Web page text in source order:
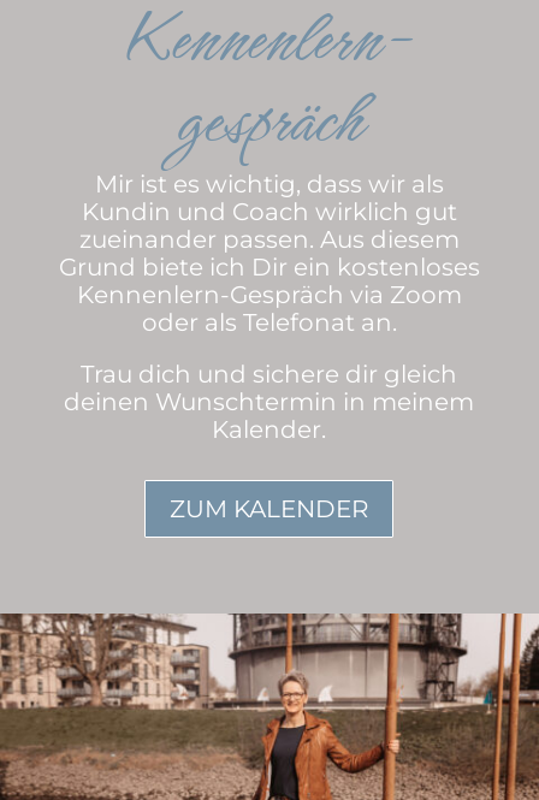
Kennenlern-
gespräch
Mir ist es wichtig, dass wir als
Kundin und Coach wirklich gut
zueinander passen. Aus diesem
Grund biete ich Dir ein kostenloses
Kennenlern-Gespräch via Zoom
oder als Telefonat an.
Trau dich und sichere dir gleich
deinen Wunschtermin in meinem
Kalender.
ZUM KALENDER